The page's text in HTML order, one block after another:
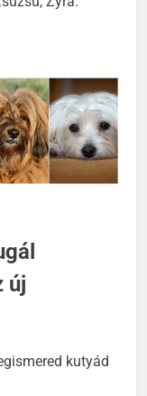
új
kutyád